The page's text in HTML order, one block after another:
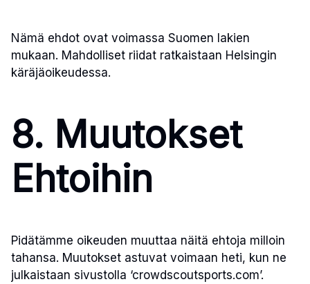
Nämä ehdot ovat voimassa Suomen lakien
mukaan. Mahdolliset riidat ratkaistaan Helsingin
käräjäoikeudessa.
8. Muutokset
Ehtoihin
Pidätämme oikeuden muuttaa näitä ehtoja milloin
tahansa. Muutokset astuvat voimaan heti, kun ne
julkaistaan sivustolla ‘crowdscoutsports.com’.